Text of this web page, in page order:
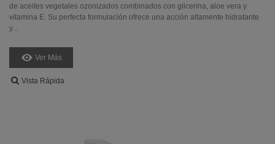
de aceites vegetales ozonizados combinados con glicerina, aloe vera y
vitamina E. Su perfecta formulación ofrece una acción altamente hidratante
y...
Ver Más
Vista Rápida